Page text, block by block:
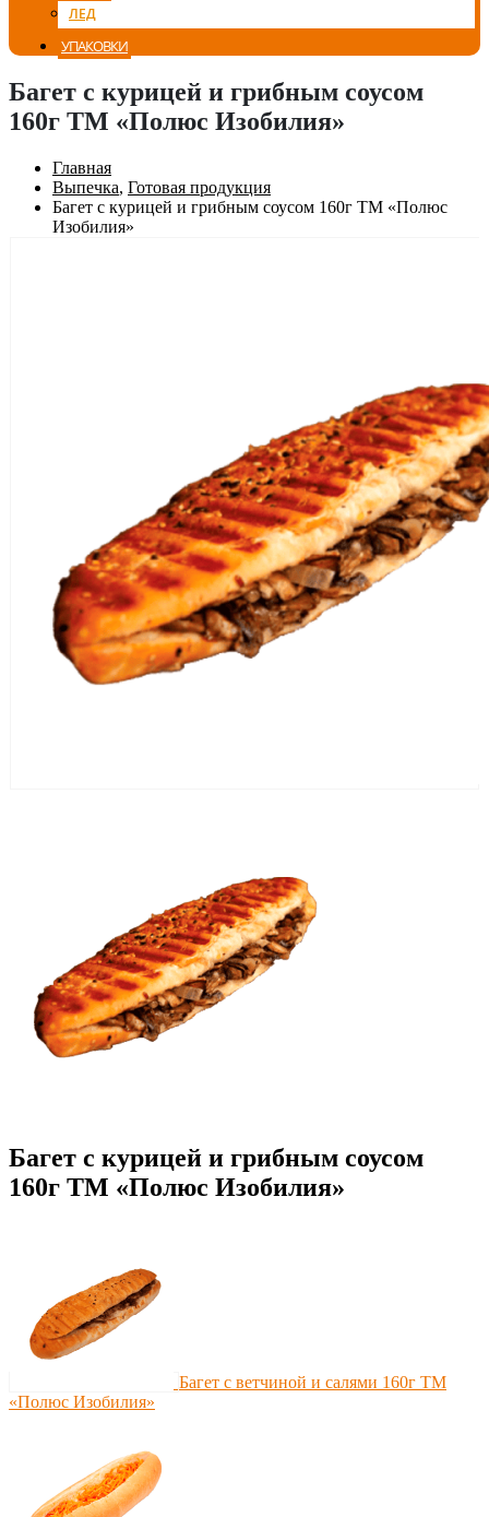
ЛЕД
УПАКОВКИ
Багет с курицей и грибным соусом
160г ТМ «Полюс Изобилия»
Главная
Выпечка, Готовая продукция
Багет с курицей и грибным соусом 160г ТМ «Полюс
Изобилия»
Багет с курицей и грибным соусом
160г ТМ «Полюс Изобилия»
Багет с ветчиной и салями 160г ТМ
«Полюс Изобилия»